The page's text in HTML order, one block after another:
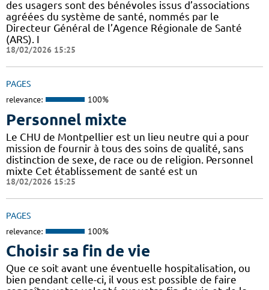
des usagers sont des bénévoles issus d’associations
agréées du système de santé, nommés par le
Directeur Général de l’Agence Régionale de Santé
(ARS). I
18/02/2026 15:25
PAGES
relevance: 100%
Personnel mixte
Le CHU de Montpellier est un lieu neutre qui a pour
mission de fournir à tous des soins de qualité, sans
distinction de sexe, de race ou de religion. Personnel
mixte Cet établissement de santé est un
18/02/2026 15:25
PAGES
relevance: 100%
Choisir sa fin de vie
Que ce soit avant une éventuelle hospitalisation, ou
bien pendant celle-ci, il vous est possible de faire